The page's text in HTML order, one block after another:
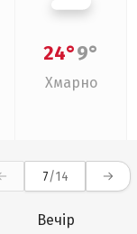
24°9°
Хмарно
7/14
Вечір